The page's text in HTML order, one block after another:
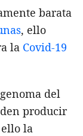
barata
, ello
la Covid-19
del
producir
la